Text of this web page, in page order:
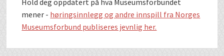
Hold deg oppdatert på hva Museumsforbundet
mener - høringsinnlegg og andre innspill fra Norges
Museumsforbund publiseres jevnlig her.